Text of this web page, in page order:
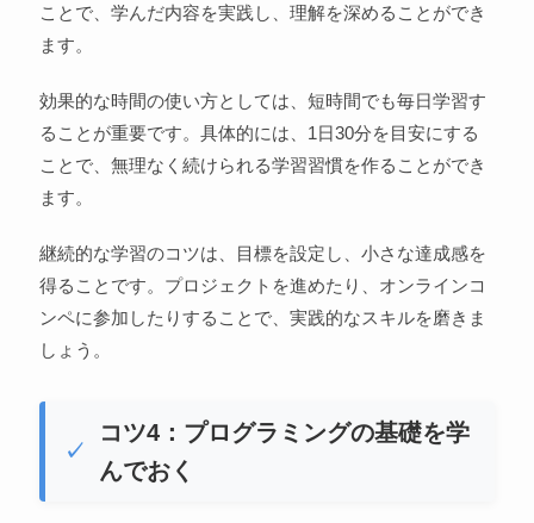
ことで、学んだ内容を実践し、理解を深めることができ
ます。
効果的な時間の使い方としては、短時間でも毎日学習す
ることが重要です。具体的には、1日30分を目安にする
ことで、無理なく続けられる学習習慣を作ることができ
ます。
継続的な学習のコツは、目標を設定し、小さな達成感を
得ることです。プロジェクトを進めたり、オンラインコ
ンペに参加したりすることで、実践的なスキルを磨きま
しょう。
コツ4：プログラミングの基礎を学
んでおく